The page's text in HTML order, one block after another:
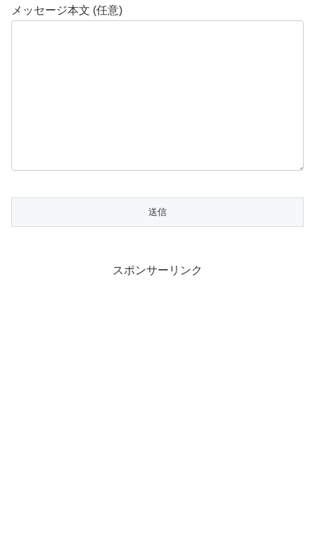
メッセージ本文 (任意)
スポンサーリンク